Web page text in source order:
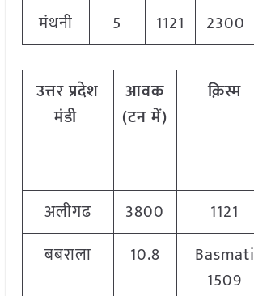
मंथनी 5 1121 2300
उत्तर प्रदेश
मंडी
आवक
(टन में)
क़िस्म
अलीगढ 3800 1121
बबराला
10.8
Basmati
1509